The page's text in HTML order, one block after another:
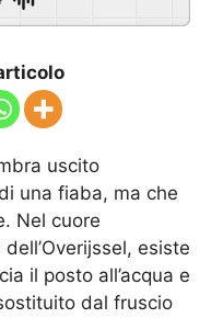
uscito
una fiaba, ma che
Nel cuore
esiste
il posto all’acqua e
dal fruscio